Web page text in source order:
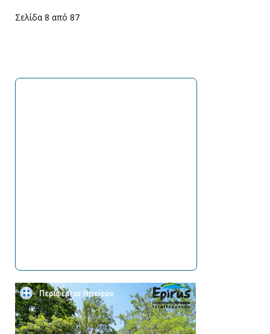
Σελίδα 8 από 87